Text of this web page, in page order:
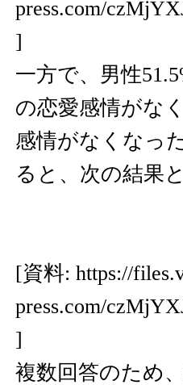
press.com/
]
一方で、男性
の恋愛感情がな
感情がなくなっ
ると、次の結果
[資料: https://
press.com/
]
複数回答のため